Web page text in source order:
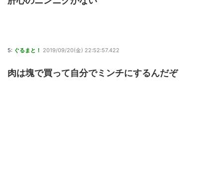
5: ぐるまと！ 2019/09/20(金) 22:52:57.422
肉は塊で買って自分でミンチにするんだぞ